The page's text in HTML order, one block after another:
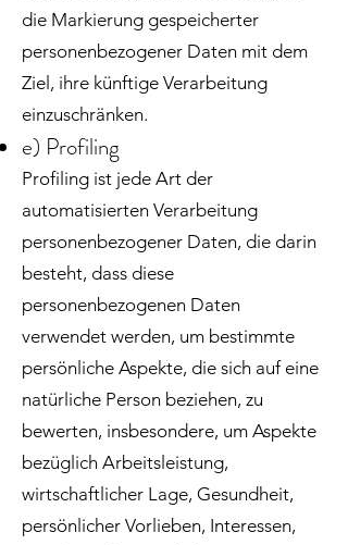
die Markierung gespeicherter
personenbezogener Daten mit dem
Ziel, ihre künftige Verarbeitung
einzuschränken.
e) Profiling
Profiling ist jede Art der
automatisierten Verarbeitung
personenbezogener Daten, die darin
besteht, dass diese
personenbezogenen Daten
verwendet werden, um bestimmte
persönliche Aspekte, die sich auf eine
natürliche Person beziehen, zu
bewerten, insbesondere, um Aspekte
bezüglich Arbeitsleistung,
wirtschaftlicher Lage, Gesundheit,
persönlicher Vorlieben, Interessen,